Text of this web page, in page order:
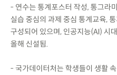
- 연수는 통계포스터 작성, 통그라
실습 중심의 과제 중심 통계교육,
구성되어 있으며, 인공지능(AI) 시
올해 신설됨.
- 국가데이터처는 학생들이 생활